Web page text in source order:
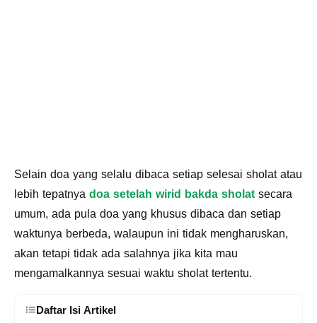
Selain doa yang selalu dibaca setiap selesai sholat atau
lebih tepatnya doa setelah wirid bakda sholatsecara
umum, ada pula doa yang khusus dibaca dan setiap
waktunya berbeda, walaupun ini tidak mengharuskan,
akan tetapi tidak ada salahnya jika kita mau
mengamalkannya sesuai waktu sholat tertentu.
Daftar Isi Artikel